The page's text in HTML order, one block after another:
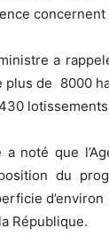
concernent
a
plus de 8000
a noté que
du
République.